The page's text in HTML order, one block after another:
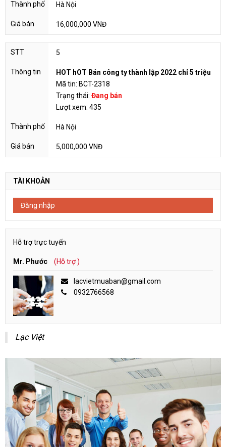
Hà Nội
16,000,000 VNĐ
5
HOT hOT Bán công ty thành lập 2022 chỉ 5 triệu
Mã tin: BCT-2318
Trạng thái: Đang bán
Lượt xem: 435
Hà Nội
5,000,000 VNĐ
TÀI KHOẢN
Đăng nhập
Hỗ trợ trực tuyến
Mr. Phước (Hỗ trợ )
lacvietmuaban@gmail.com
0932766568
Lạc Việt